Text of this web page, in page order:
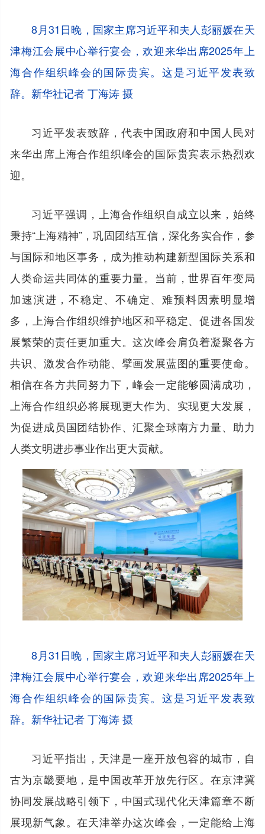
8月31日晚，国家主席习近平和夫人彭丽媛在天
津梅江会展中心举行宴会，欢迎来华出席2025年上
海合作组织峰会的国际贵宾。这是习近平发表致
辞。新华社记者 丁海涛 摄
习近平发表致辞，代表中国政府和中国人民对
来华出席上海合作组织峰会的国际贵宾表示热烈欢
迎。
习近平强调，上海合作组织自成立以来，始终
秉持“上海精神”，巩固团结互信，深化务实合作，参
与国际和地区事务，成为推动构建新型国际关系和
人类命运共同体的重要力量。当前，世界百年变局
加速演进，不稳定、不确定、难预料因素明显增
多，上海合作组织维护地区和平稳定、促进各国发
展繁荣的责任更加重大。这次峰会肩负着凝聚各方
共识、激发合作动能、擘画发展蓝图的重要使命。
相信在各方共同努力下，峰会一定能够圆满成功，
上海合作组织必将展现更大作为、实现更大发展，
为促进成员国团结协作、汇聚全球南方力量、助力
人类文明进步事业作出更大贡献。
8月31日晚，国家主席习近平和夫人彭丽媛在天
津梅江会展中心举行宴会，欢迎来华出席2025年上
海合作组织峰会的国际贵宾。这是习近平发表致
辞。新华社记者 丁海涛 摄
习近平指出，天津是一座开放包容的城市，自
古为京畿要地，是中国改革开放先行区。在京津冀
协同发展战略引领下，中国式现代化天津篇章不断
展现新气象。在天津举办这次峰会，一定能给上海